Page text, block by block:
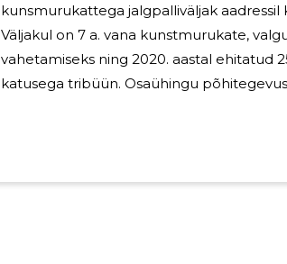
kunsmurukattega jalgpalliväljak aadressil
Väljakul on 7 a. vana kunstmurukate,
vahetamiseks ning 2020. aastal ehitatud
katusega tribüün. Osaühingu